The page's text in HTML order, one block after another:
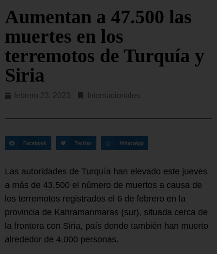
Aumentan a 47.500 las
muertes en los
terremotos de Turquía y
Siria
febrero 23, 2023 Internacionales
Facebook Twitter WhatsApp
Las autoridades de Turquía han elevado este jueves
a más de 43.500 el número de muertos a causa de
los terremotos registrados el 6 de febrero en la
provincia de Kahramanmaras (sur), situada cerca de
la frontera con Siria, país donde también han muerto
alrededor de 4.000 personas.